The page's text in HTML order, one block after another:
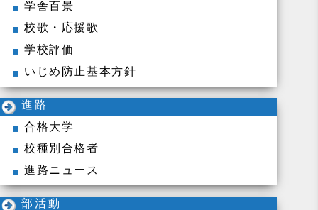
学舎百景
校歌・応援歌
学校評価
いじめ防止基本方針
進路
合格大学
校種別合格者
進路ニュース
部活動